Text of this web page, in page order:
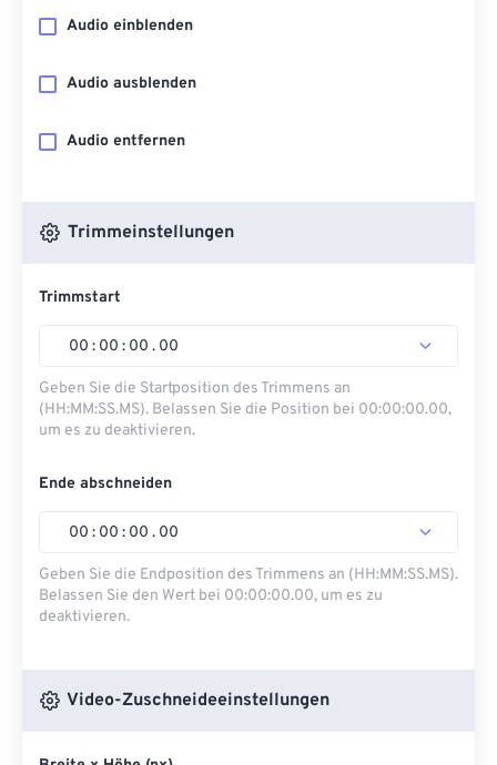
Audio einblenden
Audio ausblenden
Audio entfernen
Trimmeinstellungen
Trimmstart
00 : 00 : 00 . 00
Geben Sie die Startposition des Trimmens an
(HH:MM:SS.MS). Belassen Sie die Position bei 00:00:00.00,
um es zu deaktivieren.
Ende abschneiden
00 : 00 : 00 . 00
Geben Sie die Endposition des Trimmens an (HH:MM:SS.MS).
Belassen Sie den Wert bei 00:00:00.00, um es zu
deaktivieren.
Video-Zuschneideeinstellungen